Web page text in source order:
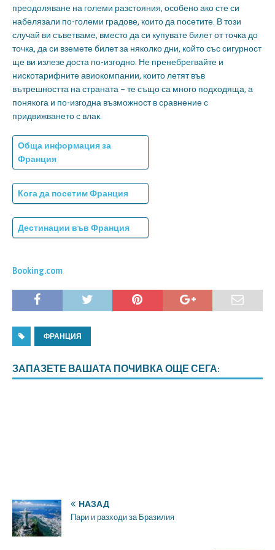
преодоляване на големи разстояния, особено ако сте си
набелязали по-големи градове, които да посетите. В този
случай ви съветваме, вместо да си купувате билет от точка до
точка, да си вземете билет за няколко дни, който със сигурност
ще ви излезе доста по-изгодно. Не пренебрегвайте и
нискотарифните авиокомпании, които летят във
вътрешността на страната – те също са много подходяща, а
понякога и по-изгодна възможност в сравнение с
придвижването с влак.
Обща информация за
Франция
Кога да посетим Франция
Дестинации във Франция
Booking.com
ФРАНЦИЯ
ЗАПАЗЕТЕ ВАШАТА ПОЧИВКА ОЩЕ СЕГА:
НАЗАД
Пари и разходи за Бразилия